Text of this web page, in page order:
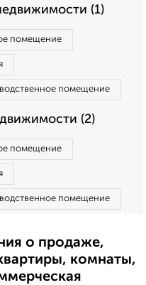
(1)
помещение
помещение
(2)
помещение
помещение
о продаже,
комнаты,